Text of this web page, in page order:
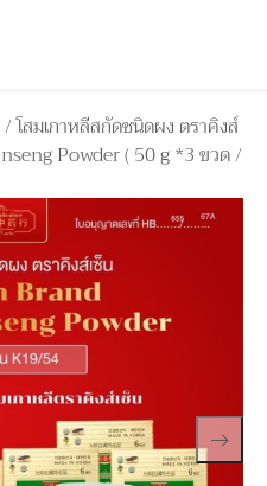
/ โสมเกาหลีสกัดชนิดผง ตราคิงส์
Powder ( 50 g *3 ขวด /